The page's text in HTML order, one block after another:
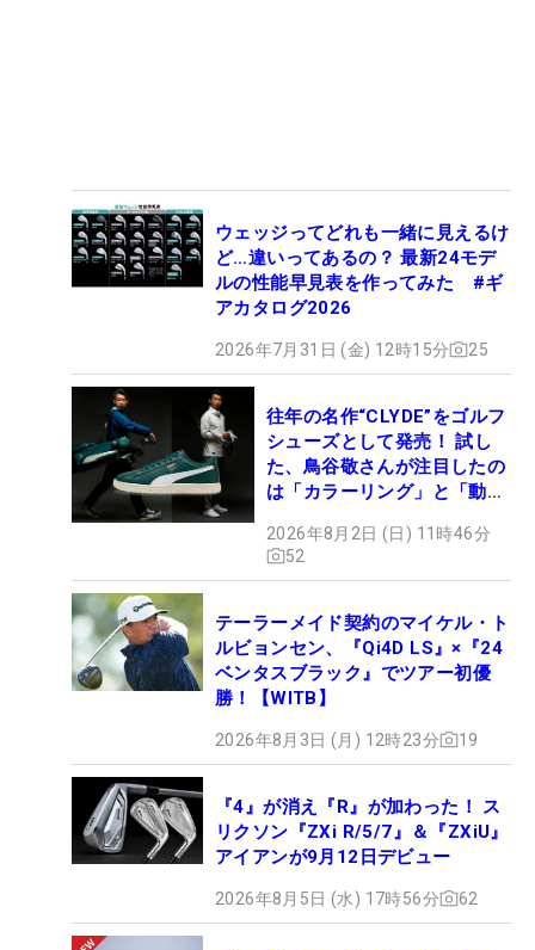
ウェッジってどれも一緒に見えるけ
ど…違いってあるの？ 最新24モデ
ルの性能早見表を作ってみた #ギ
アカタログ2026
2026年7月31日 (金) 12時15分 25
往年の名作“CLYDE”をゴルフ
シューズとして発売！ 試し
た、鳥谷敬さんが注目したの
は「カラーリング」と「動き
2026年8月2日 (日) 11時46分
52
テーラーメイド契約のマイケル・ト
ルビョンセン、『Qi4D LS』×『24
ベンタスブラック』でツアー初優
勝！【WITB】
2026年8月3日 (月) 12時23分 19
『4』が消え『R』が加わった！ ス
リクソン『ZXi R/5/7』＆『ZXiU』
アイアンが9月12日デビュー
2026年8月5日 (水) 17時56分 62